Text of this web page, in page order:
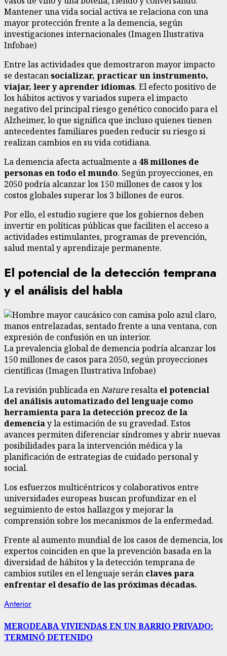
Mantener una vida social activa se relaciona con una
mayor protección frente a la demencia, según
investigaciones internacionales (Imagen Ilustrativa
Infobae)
Entre las actividades que demostraron mayor impacto
se destacansocializar, practicar un instrumento,
viajar, leer y aprender idiomas. El efecto positivo de
los hábitos activos y variados supera el impacto
negativo del principal riesgo genético conocido para el
Alzheimer, lo que significa que incluso quienes tienen
antecedentes familiares pueden reducir su riesgo si
realizan cambios en su vida cotidiana.
La demencia afecta actualmente a 48 millones de
personas en todo el mundo. Según proyecciones, en
2050 podría alcanzar los 150 millones de casos y los
costos globales superar los 3 billones de euros.
Por ello, el estudio sugiere que los gobiernos deben
invertir en políticas públicas que faciliten el acceso a
actividades estimulantes, programas de prevención,
salud mental y aprendizaje permanente.
El potencial de la detección temprana
y el análisis del habla
La prevalencia global de demencia podría alcanzar los
150 millones de casos para 2050, según proyecciones
científicas (Imagen Ilustrativa Infobae)
La revisión publicada enNatureresalta el potencial
del análisis automatizado del lenguaje como
herramienta para la detección precoz de la
demenciay la estimación de su gravedad. Estos
avances permiten diferenciar síndromes y abrir nuevas
posibilidades para la intervención médica y la
planificación de estrategias de cuidado personal y
social.
Los esfuerzos multicéntricos y colaborativos entre
universidades europeas buscan profundizar en el
seguimiento de estos hallazgos y mejorar la
comprensión sobre los mecanismos de la enfermedad.
Frente al aumento mundial de los casos de demencia, los
expertos coinciden en que la prevención basada en la
diversidad de hábitos y la detección temprana de
cambios sutiles en el lenguaje serán claves para
enfrentar el desafío de las próximas décadas.
Navegación
de
entradas
AnteriorEntrada
MERODEABA VIVIENDAS EN UN BARRIO PRIVADO:
TERMINÓ DETENIDO